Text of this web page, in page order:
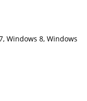
Windows 8, Windows